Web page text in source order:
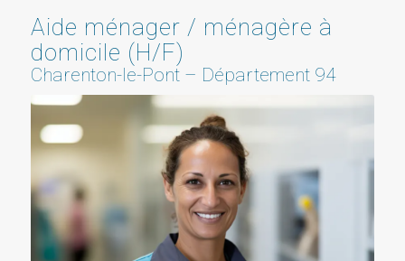
Aide ménager / ménagère à
domicile (H/F)
Charenton-le-Pont – Département 94